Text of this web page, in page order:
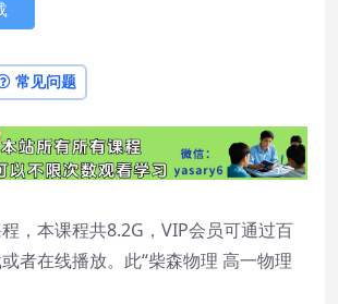
常见问题
，本课程共8.2G，VIP会员可通过百
者在线播放。此“柴森物理 高一物理